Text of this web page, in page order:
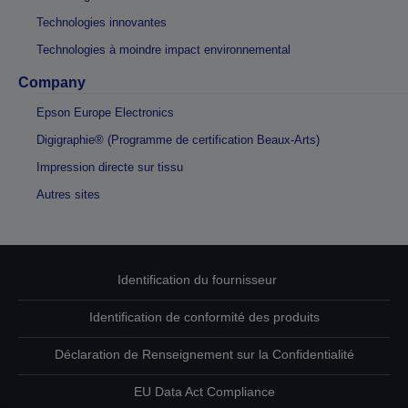
Technologies innovantes
Technologies à moindre impact environnemental
Company
Epson Europe Electronics
Digigraphie® (Programme de certification Beaux-Arts)
Impression directe sur tissu
Autres sites
Identification du fournisseur
Identification de conformité des produits
Déclaration de Renseignement sur la Confidentialité
EU Data Act Compliance